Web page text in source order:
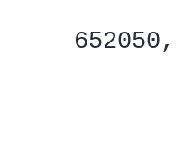
652050,